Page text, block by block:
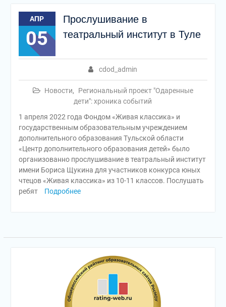
АПР
05
Прослушивание в
театральный институт в Туле
cdod_admin
Новости,
Региональный проект "Одаренные
дети": хроника событий
1 апреля 2022 года Фондом «Живая классика» и
государственным образовательным учреждением
дополнительного образования Тульской области
«Центр дополнительного образования детей» было
организованно прослушивание в театральный институт
имени Бориса Щукина для участников конкурса юных
чтецов «Живая классика» из 10-11 классов. Послушать
ребят
Подробнее